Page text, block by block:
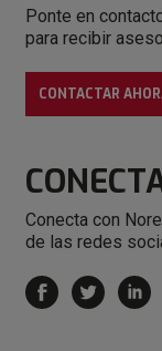
Ponte en
para recibir
CONTACTAR
Conecta con
de las redes